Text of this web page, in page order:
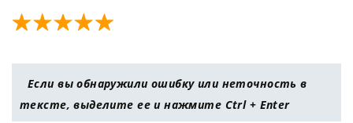
Если вы обнаружили ошибку или неточность в
тексте, выделите ее и нажмите Ctrl + Enter